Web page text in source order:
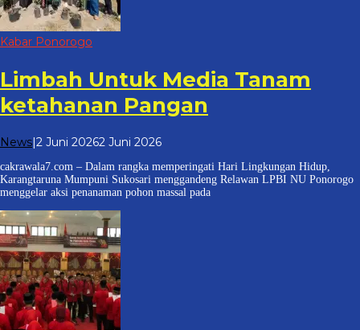
Kabar Ponorogo
Limbah Untuk Media Tanam
ketahanan Pangan
News 2 Juni 20262 Juni 2026oleh
7
cakrawala7.com – Dalam rangka memperingati Hari Lingkungan Hidup,
Karangtaruna Mumpuni Sukosari menggandeng Relawan LPBI NU Ponorogo
menggelar aksi penanaman pohon massal pada